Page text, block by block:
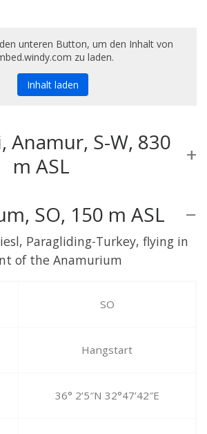
unteren Button, um den Inhalt von
zu laden.
Inhalt laden
Anamur, S-W, 830
m ASL
SO, 150 m ASL
SO
Hangstart
36° 2’5″N 32°47’42″E